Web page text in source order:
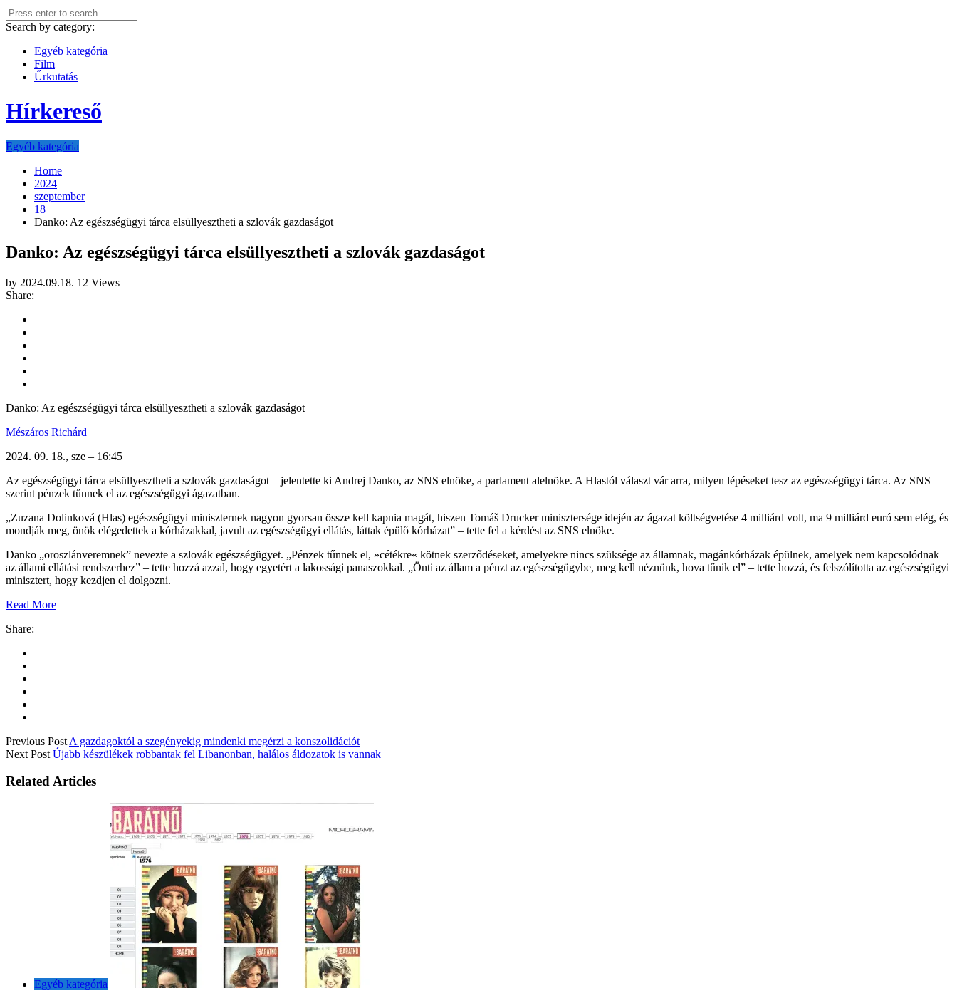
Search by category:
Egyéb kategória
Film
Űrkutatás
Hírkereső
Egyéb kategória
Home
2024
szeptember
18
Danko: Az egészségügyi tárca elsüllyesztheti a szlovák gazdaságot
Danko: Az egészségügyi tárca elsüllyesztheti a szlovák gazdaságot
by 2024.09.18. 12 Views
Share:
Danko: Az egészségügyi tárca elsüllyesztheti a szlovák gazdaságot
Mészáros Richárd
2024. 09. 18., sze – 16:45
Az egészségügyi tárca elsüllyesztheti a szlovák gazdaságot – jelentette ki Andrej Danko, az SNS elnöke, a parlament alelnöke. A Hlastól választ vár arra, milyen lépéseket tesz az egészségügyi tárca. Az SNS
szerint pénzek tűnnek el az egészségügyi ágazatban.
„Zuzana Dolinková (Hlas) egészségügyi miniszternek nagyon gyorsan össze kell kapnia magát, hiszen Tomáš Drucker minisztersége idején az ágazat költségvetése 4 milliárd volt, ma 9 milliárd euró sem elég, és
mondják meg, önök elégedettek a kórházakkal, javult az egészségügyi ellátás, láttak épülő kórházat” – tette fel a kérdést az SNS elnöke.
Danko „oroszlánveremnek” nevezte a szlovák egészségügyet. „Pénzek tűnnek el, »cétékre« kötnek szerződéseket, amelyekre nincs szüksége az államnak, magánkórházak épülnek, amelyek nem kapcsolódnak
az állami ellátási rendszerhez” – tette hozzá azzal, hogy egyetért a lakossági panaszokkal. „Önti az állam a pénzt az egészségügybe, meg kell néznünk, hova tűnik el” – tette hozzá, és felszólította az egészségügyi
minisztert, hogy kezdjen el dolgozni.
Read More
Share:
Previous Post A gazdagoktól a szegényekig mindenki megérzi a konszolidációt
Next Post Újabb készülékek robbantak fel Libanonban, halálos áldozatok is vannak
Related Articles
Egyéb kategória